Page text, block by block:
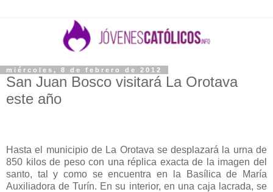
miércoles, 8 de febrero de 2012
San Juan Bosco visitará La Orotava
este año
Hasta el municipio de La Orotava se desplazará la urna de
850 kilos de peso con una réplica exacta de la imagen del
santo, tal y como se encuentra en la Basílica de María
Auxiliadora de Turín. En su interior, en una caja lacrada, se